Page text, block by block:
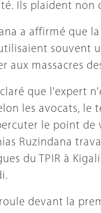
Ils plaident non
a affirmé que la
souvent
aux massacres
que l'expert
les avocats, le
le point de
Ruzindana
du TPIR à
devant la